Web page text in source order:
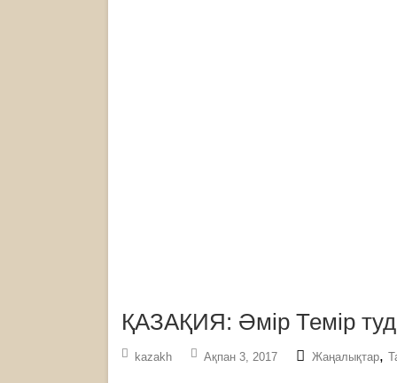
ҚАЗАҚИЯ: Әмір Темір
kazakh Ақпан 3, 2017 Жаңалықтар,